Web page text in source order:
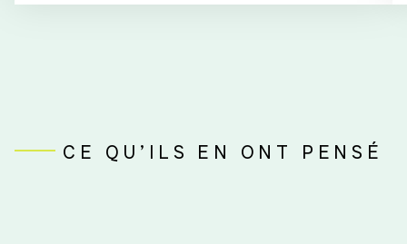
CE QU’ILS EN ONT PENSÉ